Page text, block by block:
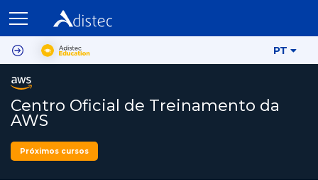
PT
Centro Oficial de Treinamento da
AWS
Próximos cursos